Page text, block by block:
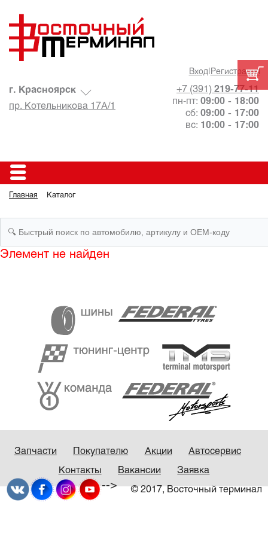
Вход| Регистрация
+7 (391) 219-77-11
пн-пт: 09:00 - 18:00
сб: 09:00 - 17:00
вс: 10:00 - 17:00
г. Красноярск
пр. Котельникова 17А/1
Главная Каталог
Элемент не найден
Запчасти Покупателю Акции Автосервис
Контакты Вакансии Заявка
© 2017, Восточный терминал
-->